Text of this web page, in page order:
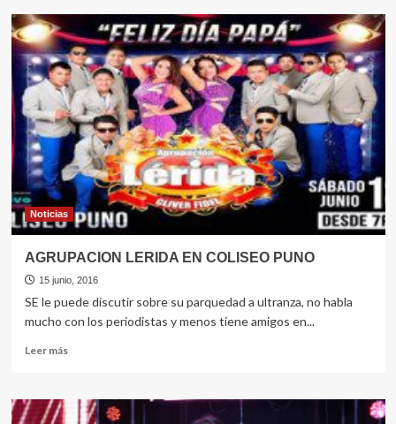
AGRUPACION
LERIDA
Es
una
emoción
y
público
gozó
de
sus
canciones
Noticias
AGRUPACION LERIDA EN COLISEO PUNO
15 junio, 2016
SE le puede discutir sobre su parquedad a ultranza, no habla
mucho con los periodistas y menos tiene amigos en...
Leer másLeer
AGRUPACION
LERIDA